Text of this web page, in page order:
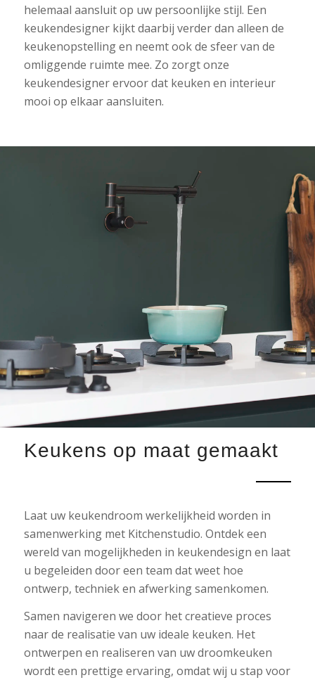
helemaal aansluit op uw persoonlijke stijl. Een
keukendesigner kijkt daarbij verder dan alleen de
keukenopstelling en neemt ook de sfeer van de
omliggende ruimte mee. Zo zorgt onze
keukendesigner ervoor dat keuken en interieur
mooi op elkaar aansluiten.
Keukens op maat gemaakt
Laat uw keukendroom werkelijkheid worden in
samenwerking met Kitchenstudio. Ontdek een
wereld van mogelijkheden in keukendesign en laat
u begeleiden door een team dat weet hoe
ontwerp, techniek en afwerking samenkomen.
Samen navigeren we door het creatieve proces
naar de realisatie van uw ideale keuken. Het
ontwerpen en realiseren van uw droomkeuken
wordt een prettige ervaring, omdat wij u stap voor